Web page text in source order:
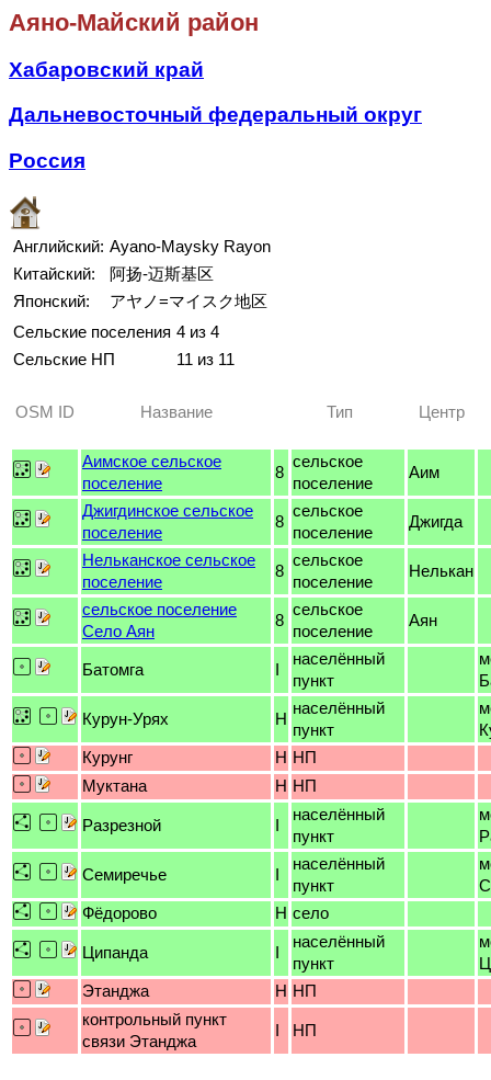
Аяно-Майский район
Хабаровский край
Дальневосточный федеральный округ
Россия
Английский: Ayano-Maysky Rayon
Китайский:
阿扬-迈斯基区
Японский:
アヤノ=マイスク地区
Сельские поселения 4 из 4
Сельские НП
11 из 11
OSM ID Название Тип Центр
Аимское сельское
поселение
8
сельское
поселение
Аим
Джигдинское сельское
поселение
8
сельское
поселение
Джигда
Нельканское сельское
поселение
8
сельское
поселение
Нелькан
сельское поселение
Село Аян
8
сельское
поселение
Аян
Батомга I
населённый
пункт
Курун-Урях H
населённый
пункт
Курунг
H НП
Муктана
H НП
Разрезной I
населённый
пункт
Семиречье I
населённый
пункт
Фёдорово
H село
Ципанда I
населённый
пункт
Этанджа
H НП
контрольный пункт
связи Этанджа
I НП